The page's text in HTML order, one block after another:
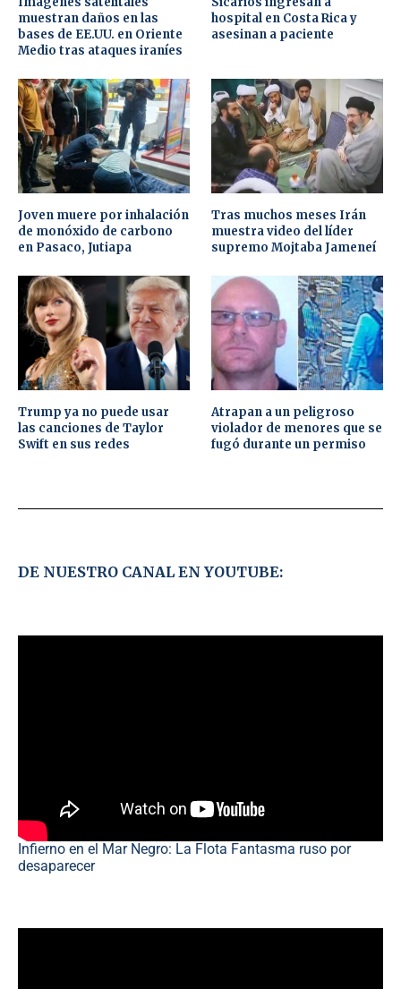
muestran daños en las
bases de EE.UU. en Oriente
Medio tras ataques iraníes
hospital en Costa Rica y
asesinan a paciente
Joven muere por inhalación
de monóxido de carbono
en Pasaco, Jutiapa
Tras muchos meses Irán
muestra video del líder
supremo Mojtaba Jameneí
Trump ya no puede usar
las canciones de Taylor
Swift en sus redes
Atrapan a un peligroso
violador de menores que se
fugó durante un permiso
DE NUESTRO CANAL EN YOUTUBE:
Infierno en el Mar Negro: La Flota Fantasma ruso por
desaparecer